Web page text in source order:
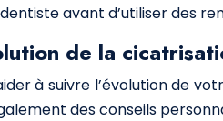
avant d’utiliser des
de la
à suivre l’évolution de
des conseils